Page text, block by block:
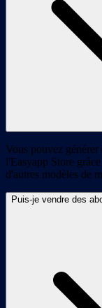
Vous pouvez
l'Easyapp Store
d'autres modèles de
Puis-je vendre des